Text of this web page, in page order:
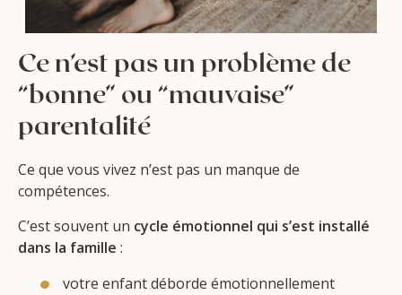
Ce n’est pas un problème de
“bonne” ou “mauvaise”
parentalité
Ce que vous vivez n’est pas un manque de
compétences.
C’est souvent un cycle émotionnel qui s’est installé
dans la famille :
votre enfant déborde émotionnellement